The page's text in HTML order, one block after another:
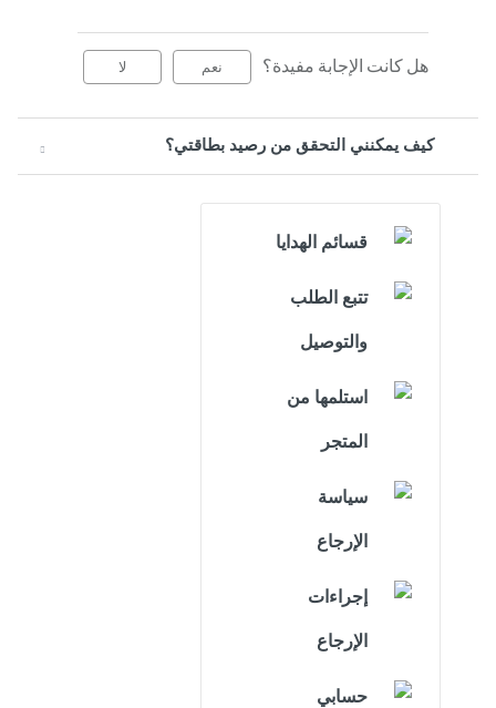
هل كانت الإجابة مفيدة؟ نعم لا
كيف يمكنني التحقق من رصيد بطاقتي؟
قسائم الهدايا
تتبع الطلب
والتوصيل
استلمها من
المتجر
سياسة
الإرجاع
إجراءات
الإرجاع
حسابي